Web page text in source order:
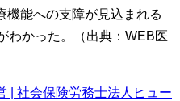
機能への支障が見込まれる
わかった。（出典：WEB医
| 社会保険労務士法人ヒュー